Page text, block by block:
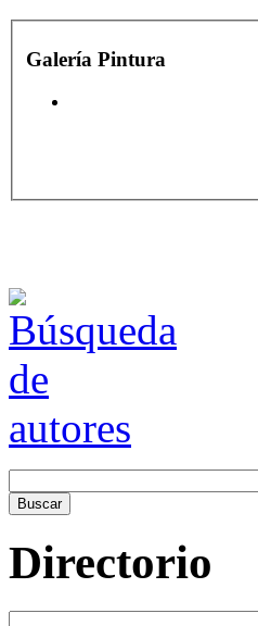
Galería Pintura
Directorio